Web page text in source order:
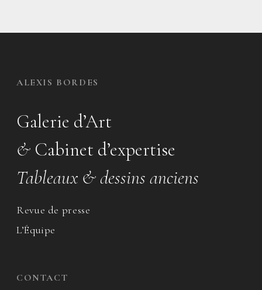
ALEXIS BORDES
Galerie d’Art
& Cabinet d’expertise
Tableaux & dessins anciens
Revue de presse
L’Équipe
CONTACT